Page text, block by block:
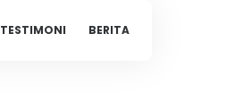
TESTIMONI BERITA